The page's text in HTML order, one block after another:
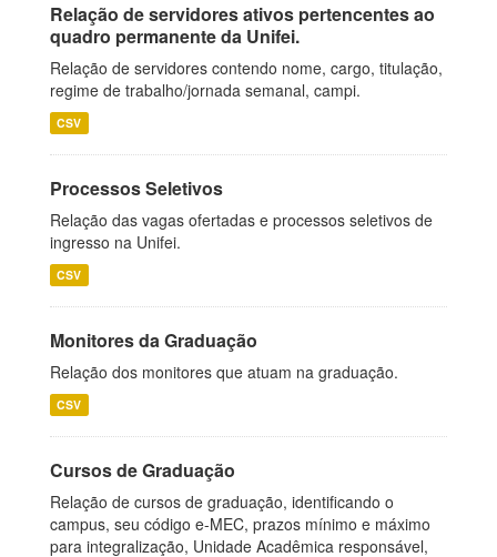
Relação de servidores ativos pertencentes ao
quadro permanente da Unifei.
Relação de servidores contendo nome, cargo, titulação,
regime de trabalho/jornada semanal, campi.
CSV
Processos Seletivos
Relação das vagas ofertadas e processos seletivos de
ingresso na Unifei.
CSV
Monitores da Graduação
Relação dos monitores que atuam na graduação.
CSV
Cursos de Graduação
Relação de cursos de graduação, identificando o
campus, seu código e-MEC, prazos mínimo e máximo
para integralização, Unidade Acadêmica responsável,